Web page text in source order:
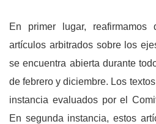
En primer lugar,
artículos arbitrados sobre los
se encuentra abierta durante
de febrero y diciembre. Los
instancia evaluados por el
En segunda instancia, estos